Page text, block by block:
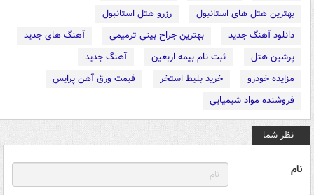
بهترین هتل های استانبول
رزرو هتل استانبول
دانلود آهنگ جدید
بهترین جراح بینی ترمیمی
آهنگ های جدید
پرشین هتل
ثبت نام بیمه اربعین
آهنگ جدید
مزایده خودرو
خرید بلیط استخر
قیمت ورق آهن پرایس
فروشنده مواد شیمیایی
نظر شما
نام